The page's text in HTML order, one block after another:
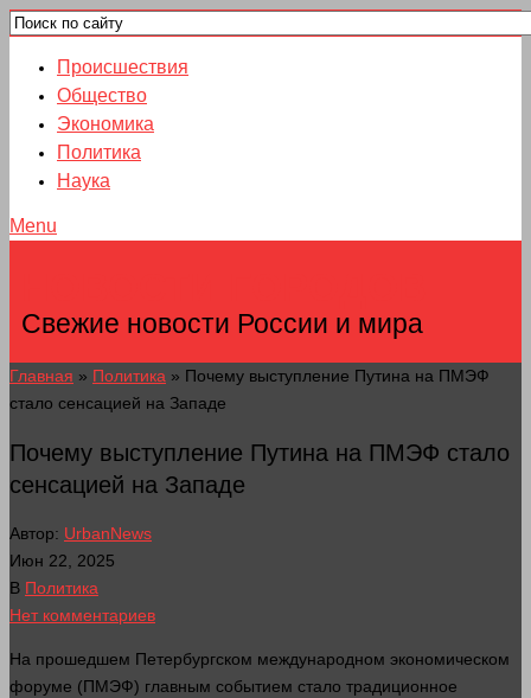
Происшествия
Общество
Экономика
Политика
Наука
Menu
Свежие новости России и мира
Главная » Политика » Почему выступление Путина на ПМЭФ
стало сенсацией на Западе
Почему выступление Путина на ПМЭФ стало
сенсацией на Западе
Автор: UrbanNews
Июн 22, 2025
В Политика
Нет комментариев
На прошедшем Петербургском международном экономическом
форуме (ПМЭФ) главным событием стало традиционное